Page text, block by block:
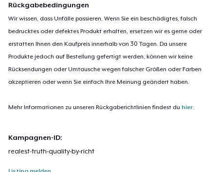
Rückgabebedingungen
Wir wissen, dass Unfälle passieren. Wenn Sie ein beschädigtes, falsch
bedrucktes oder defektes Produkt erhalten, ersetzen wir es gerne oder
erstatten Ihnen den Kaufpreis innerhalb von 30 Tagen. Da unsere
Produkte jedoch auf Bestellung gefertigt werden, können wir keine
Rücksendungen oder Umtausche wegen falscher Größen oder Farben
akzeptieren oder wenn Sie einfach Ihre Meinung geändert haben.
Mehr Informationen zu unseren Rückgaberichtlinien findest du hier
Kampagnen-ID:
realest-truth-quality-by-richt